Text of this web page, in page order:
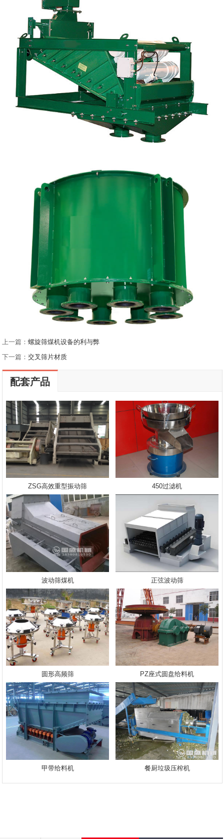
上一篇：螺旋筛煤机设备的利与弊
下一篇：交叉筛片材质
配套产品
ZSG高效重型振动筛 450过滤机
波动筛煤机 正弦波动筛
圆形高频筛 PZ座式圆盘给料机
甲带给料机 餐厨垃圾压榨机